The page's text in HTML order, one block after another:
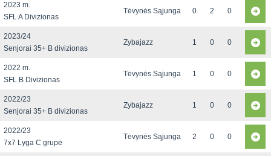
2023 m.
SFL A Divizionas
Tėvynės Sąjunga 0 2 0
2023/24
Senjorai 35+ B divizionas
Zybajazz 1 0 0
2022 m.
SFL B Divizionas
Tėvynės Sąjunga 1 0 0
2022/23
Senjorai 35+ B divizionas
Zybajazz 1 0 0
2022/23
7x7 Lyga C grupė
Tėvynės Sąjunga 2 0 0